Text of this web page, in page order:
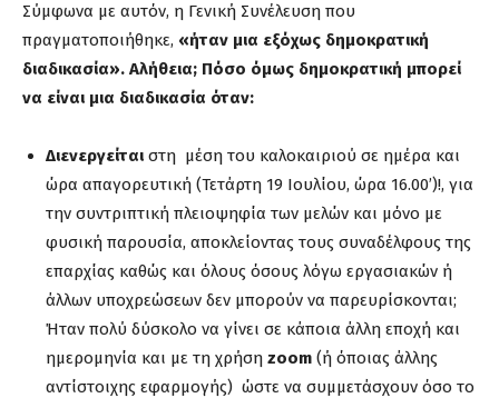
Σύμφωνα με αυτόν, η Γενική Συνέλευση που
πραγματοποιήθηκε, «ήταν μια εξόχως δημοκρατική
διαδικασία». Αλήθεια; Πόσο όμως δημοκρατική μπορεί
να είναι μια διαδικασία όταν:
Διενεργείται στη μέση του καλοκαιριού σε ημέρα και
ώρα απαγορευτική (Τετάρτη 19 Ιουλίου, ώρα 16.00’)!, για
την συντριπτική πλειοψηφία των μελών και μόνο με
φυσική παρουσία, αποκλείοντας τους συναδέλφους της
επαρχίας καθώς και όλους όσους λόγω εργασιακών ή
άλλων υποχρεώσεων δεν μπορούν να παρευρίσκονται;
Ήταν πολύ δύσκολο να γίνει σε κάποια άλλη εποχή και
ημερομηνία και με τη χρήση zoom (ή όποιας άλλης
αντίστοιχης εφαρμογής) ώστε να συμμετάσχουν όσο το